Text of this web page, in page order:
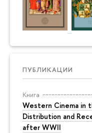
ПУБЛИКАЦИИ
Книга
Western Cinema in
Distribution and
after WWII